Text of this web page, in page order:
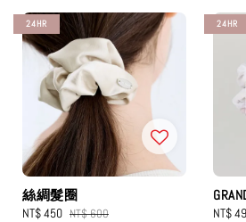
24HR
絲綢髮圈
Sale
NT$ 450 Regular
NT$ 600
24HR
Sale
NT$